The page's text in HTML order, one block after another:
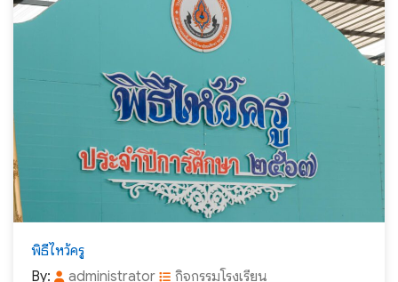
พิธีไหว้ครู
By:
administrator กิจกรรมโรงเรียน